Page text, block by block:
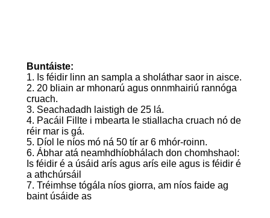
Buntáiste:
1. Is féidir linn an sampla a sholáthar saor in aisce.
2. 20 bliain ar mhonarú agus onnmhairiú rannóga
cruach.
3. Seachadadh laistigh de 25 lá.
4. Pacáil Fillte i mbearta le stiallacha cruach nó de
réir mar is gá.
5. Díol le níos mó ná 50 tír ar 6 mhór-roinn.
6. Ábhar atá neamhdhíobhálach don chomhshaol:
Is féidir é a úsáid arís agus arís eile agus is féidir é
a athchúrsáil
7. Tréimhse tógála níos giorra, am níos faide ag
baint úsáide as